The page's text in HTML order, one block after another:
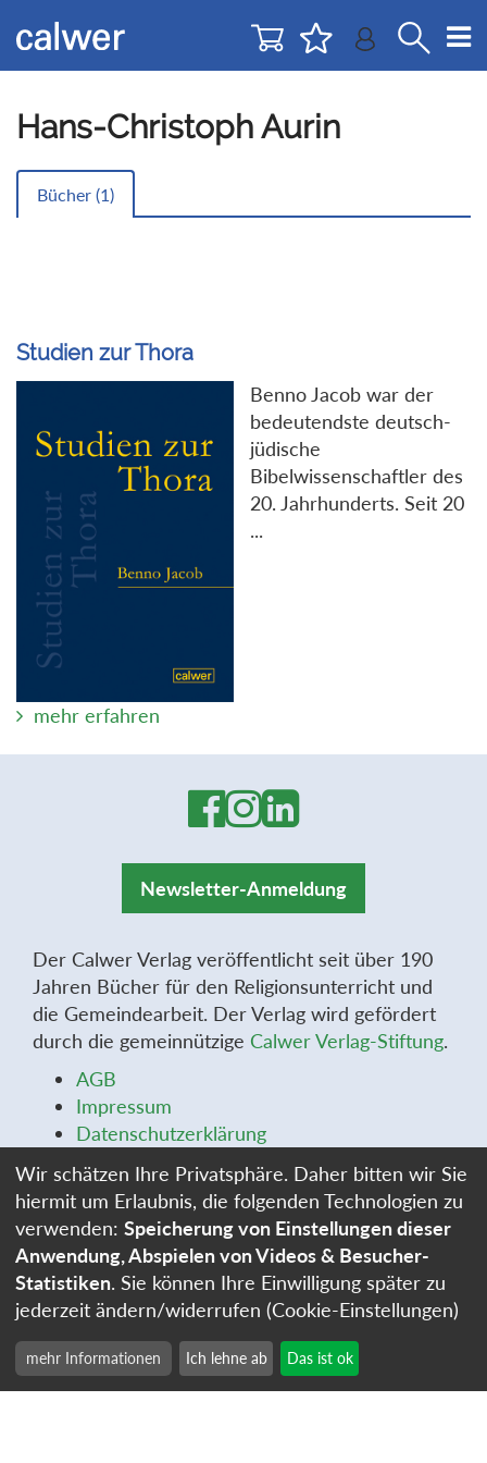
zur
Navigation
zum
Inhalt
Hans-Christoph Aurin
Bücher (1)
Studien zur Thora
Benno Jacob war der
bedeutendste deutsch-
jüdische
Bibelwissenschaftler des
20. Jahrhunderts. Seit 20
...
mehr erfahren
Newsletter-Anmeldung
Der Calwer Verlag veröffentlicht seit über 190
Jahren Bücher für den Religionsunterricht und
die Gemeindearbeit. Der Verlag wird gefördert
durch die gemeinnützige Calwer Verlag-Stiftung.
AGB
Impressum
Datenschutzerklärung
Widerrufsformular
Stellenangebote
Cookie-Einstellungen
Wir schätzen Ihre Privatsphäre. Daher bitten wir Sie
hiermit um Erlaubnis, die folgenden Technologien zu
verwenden: Speicherung von Einstellungen dieser
Anwendung, Abspielen von Videos & Besucher-
Statistiken. Sie können Ihre Einwilligung später zu
jederzeit ändern/widerrufen (Cookie-Einstellungen)
mehr Informationen Ich lehne ab Das ist ok